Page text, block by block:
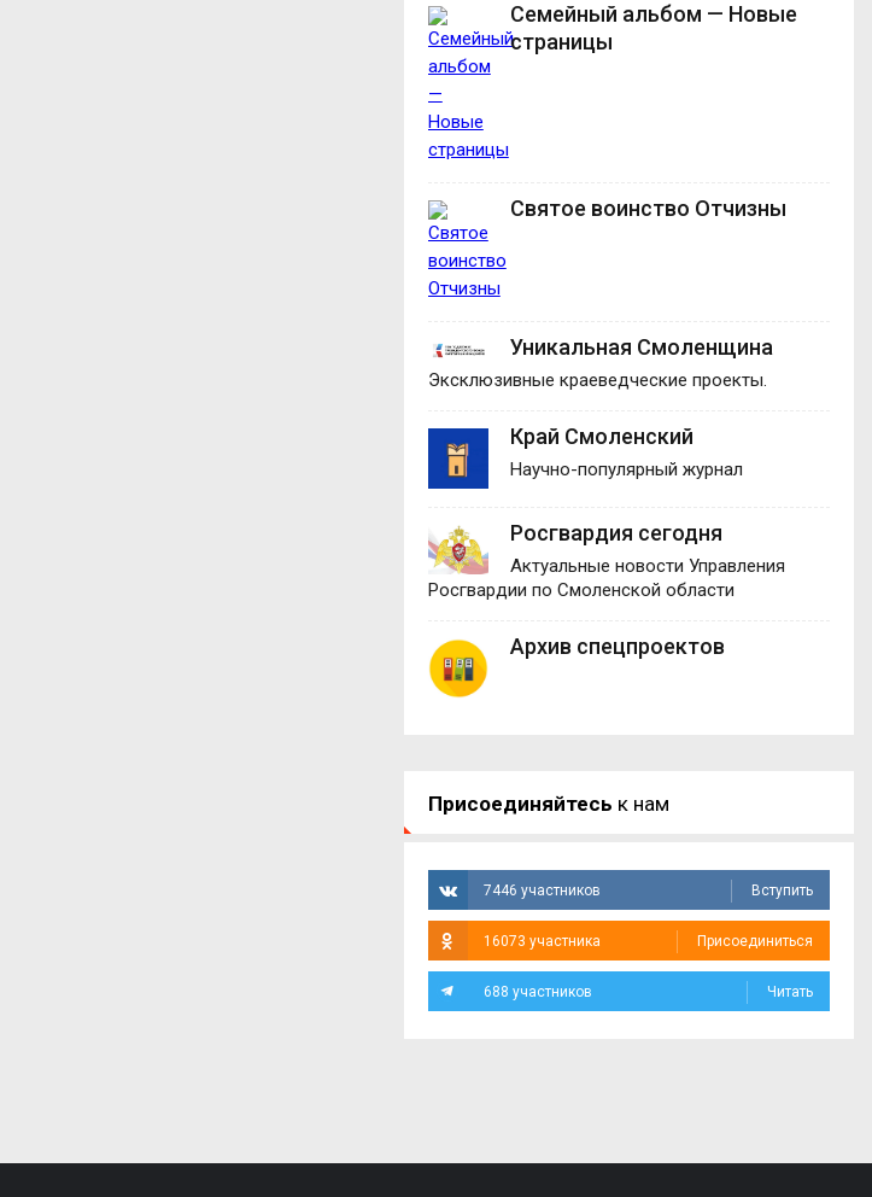
Семейный альбом — Новые
страницы
Святое воинство Отчизны
Уникальная Смоленщина
Эксклюзивные краеведческие проекты.
Край Смоленский
Научно-популярный журнал
Росгвардия сегодня
Актуальные новости Управления
Росгвардии по Смоленской области
Архив спецпроектов
Присоединяйтесь к нам
7446 участников Вступить
16073 участника Присоединиться
688 участников Читать